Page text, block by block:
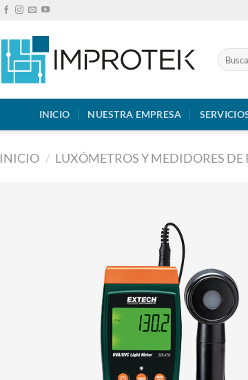
Buscar
por:
INICIO NUESTRA EMPRESA
INICIO / LUXÓMETROS Y MEDIDORES